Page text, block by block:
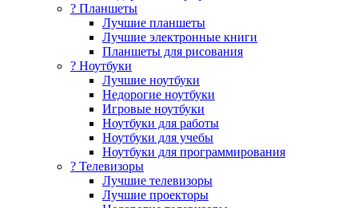
? Планшеты
Лучшие планшеты
Лучшие электронные книги
Планшеты для рисования
? Ноутбуки
Лучшие ноутбуки
Недорогие ноутбуки
Игровые ноутбуки
Ноутбуки для работы
Ноутбуки для учебы
Ноутбуки для программирования
? Телевизоры
Лучшие телевизоры
Лучшие проекторы